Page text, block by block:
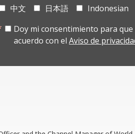
中文
日本語
Indonesian
Doy mi consentimiento para
acuerdo con el Aviso de